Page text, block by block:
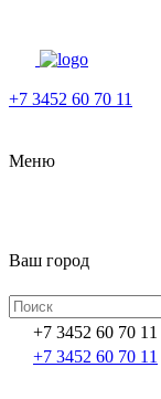
+7 3452 60 70 11
Меню
Ваш город
+7 3452 60 70 11
+7 3452 60 70 11